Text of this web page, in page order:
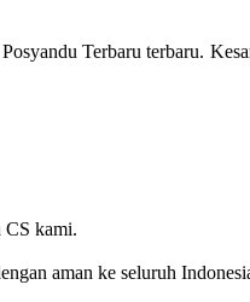
Terbaru terbaru.
CS kami.
aman ke seluruh